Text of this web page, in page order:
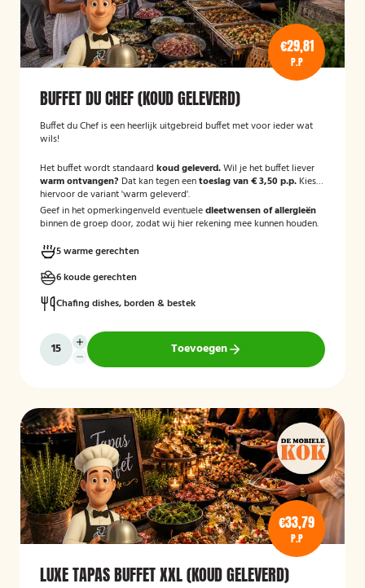
€29,81
P.P
BUFFET DU CHEF (KOUD GELEVERD)
Buffet du Chef is een heerlijk uitgebreid buffet met voor ieder wat
wils!
Het buffet wordt standaard koud geleverd.Wil je het buffet liever
warm ontvangen? Dat kan tegen eentoeslag van € 3,50 p.p. Kies
hiervoor de variant 'warm geleverd'.
Geef in het opmerkingenveld eventueledieetwensen of allergieën
binnen de groep door, zodat wij hier rekening mee kunnen houden.
5 warme gerechten
6 koude gerechten
Chafing dishes, borden & bestek
Toevoegen
€33,79
P.P
LUXE TAPAS BUFFET XXL (KOUD GELEVERD)